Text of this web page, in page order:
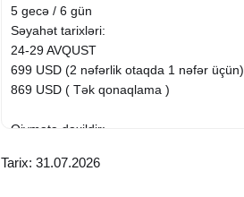
5 gecə / 6 gün
Səyahət tarixləri:
24-29 AVQUST
699 USD (2 nəfərlik otaqda 1 nəfər üçün)
869 USD ( Tək qonaqlama )
Qiymətə daxildir:
Vip Transfer
Tarix: 31.07.2026